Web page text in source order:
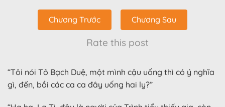
Chương Trước Chương Sau
Rate this post
“Tôi nói Tô Bạch Duệ, một mình cậu uống thì có ý nghĩa
gì, đến, bồi các ca ca đây uống hai ly?”